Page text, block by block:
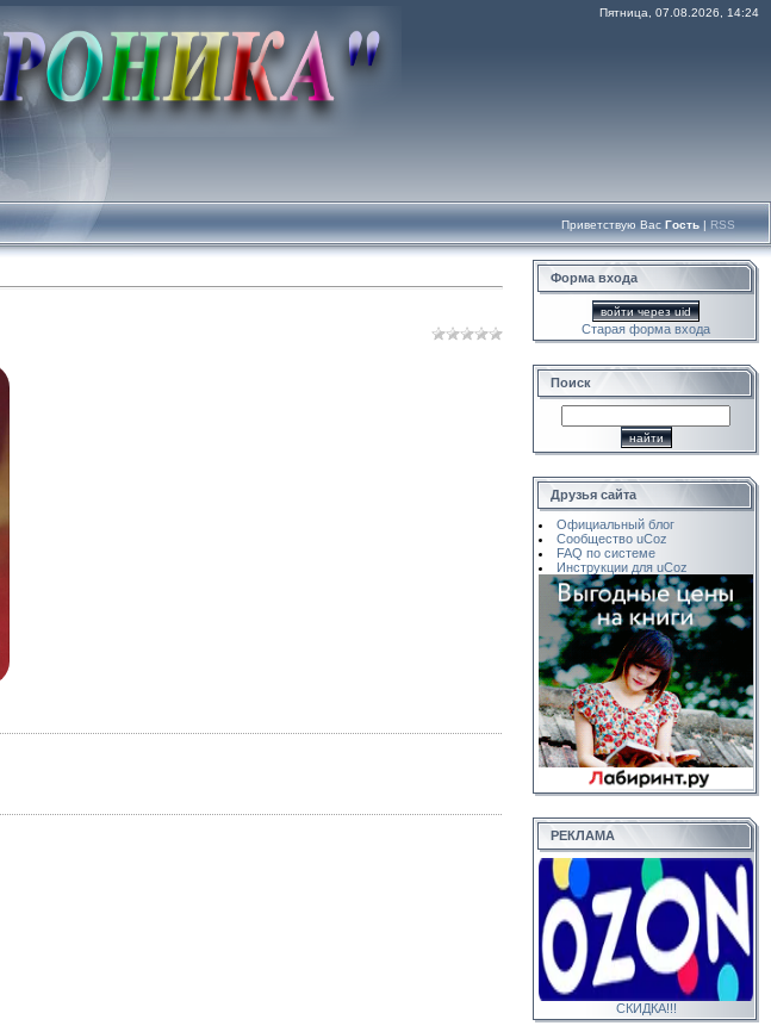
Пятница, 07.08.2026, 14:24
Приветствую Вас Гость | RSS
Форма входа
войти через uid
Старая форма входа
Поиск
Друзья сайта
Официальный блог
Сообщество uCoz
FAQ по системе
Инструкции для uCoz
РЕКЛАМА
СКИДКА!!!